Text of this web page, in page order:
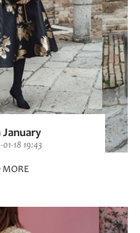
January
18 19:43
MORE